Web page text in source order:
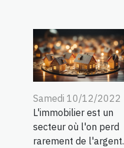
Samedi 10/12/2022
L'immobilier est un
secteur où l'on perd
rarement de l'argent.